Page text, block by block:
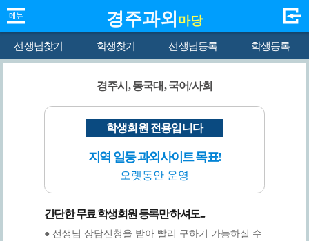
경주과외 마당
선생님찾기 학생찾기 선생님등록 학생등록
경주시, 동국대, 국어/사회
학생회원 전용입니다
지역 일등 과외사이트 목표!
오랫동안 운영
간단한 무료 학생회원 등록만 하셔도...
● 선생님 상담신청을 받아 빨리 구하기 가능하실 수